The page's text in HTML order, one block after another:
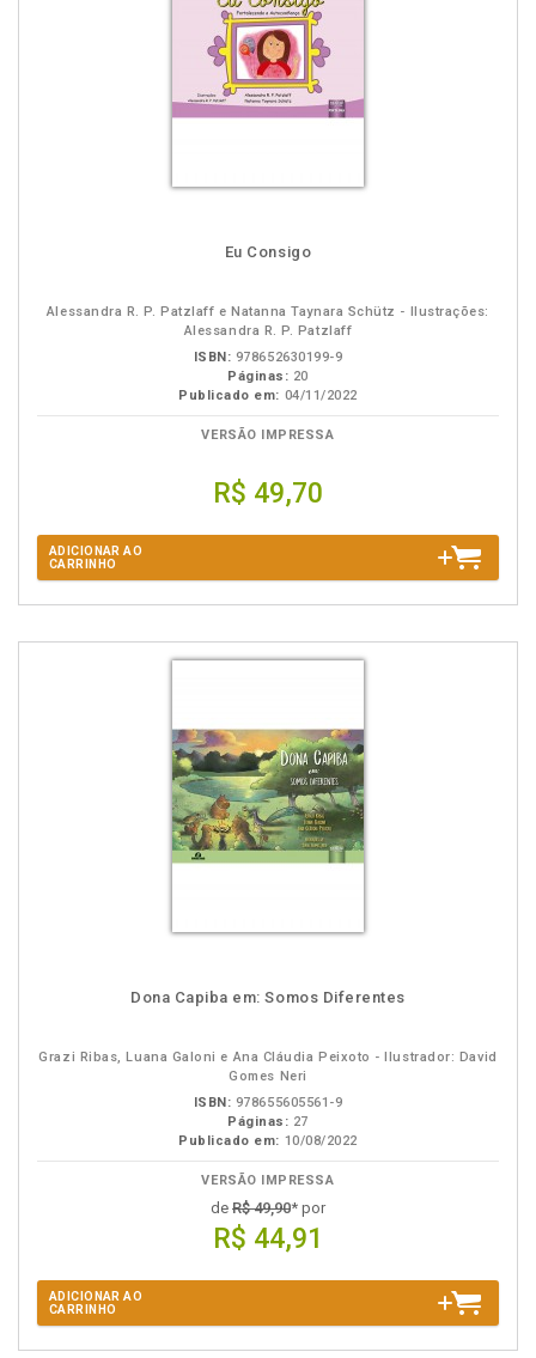
Eu Consigo
Alessandra R. P. Patzlaff e Natanna Taynara Schütz - Ilustrações:
Alessandra R. P. Patzlaff
ISBN: 978652630199-9
Páginas: 20
Publicado em: 04/11/2022
VERSÃO IMPRESSA
R$ 49,70
ADICIONAR AO
CARRINHO
Dona Capiba em: Somos Diferentes
Grazi Ribas, Luana Galoni e Ana Cláudia Peixoto - Ilustrador: David
Gomes Neri
ISBN: 978655605561-9
Páginas: 27
Publicado em: 10/08/2022
VERSÃO IMPRESSA
de R$ 49,90* por
R$ 44,91
ADICIONAR AO
CARRINHO